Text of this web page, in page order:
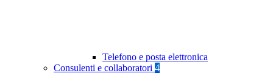
Telefono e posta elettronica
Consulenti e collaboratori 4